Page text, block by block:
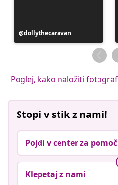
Objavo
je
dollythecaravan
Poglej, kako naložiti
Stopi v stik z nami!
Pojdi v center za pomoč
Klepetaj z nami